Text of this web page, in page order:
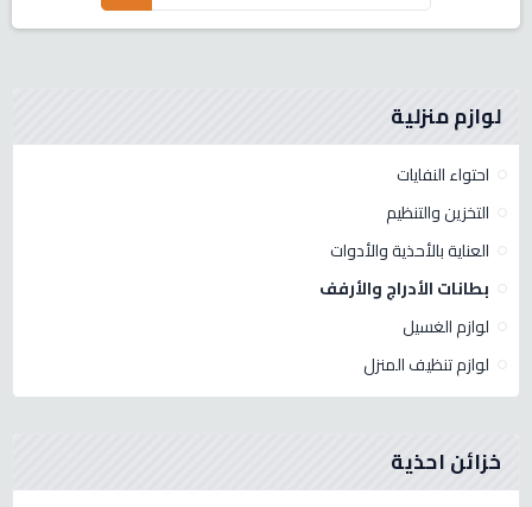
لوازم منزلية
احتواء النفايات
التخزين والتنظيم
العناية بالأحذية والأدوات
بطانات الأدراج والأرفف
لوازم الغسيل
لوازم تنظيف المنزل
خزائن احذية